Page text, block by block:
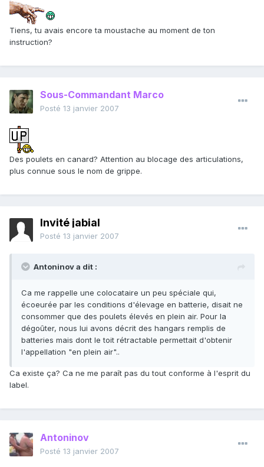
Tiens, tu avais encore ta moustache au moment de ton
instruction?
Sous-Commandant Marco
Posté 13 janvier 2007
Des poulets en canard? Attention au blocage des articulations,
plus connue sous le nom de grippe.
Invité jabial
Posté 13 janvier 2007
Antoninov a dit :
Ca me rappelle une colocataire un peu spéciale qui,
écoeurée par les conditions d'élevage en batterie, disait ne
consommer que des poulets élevés en plein air. Pour la
dégoûter, nous lui avons décrit des hangars remplis de
batteries mais dont le toit rétractable permettait d'obtenir
l'appellation "en plein air"..
Ca existe ça? Ca ne me paraît pas du tout conforme à l'esprit du
label.
Antoninov
Posté 13 janvier 2007